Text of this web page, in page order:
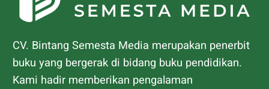
CV. Bintang Semesta Media merupakan penerbit
buku yang bergerak di bidang buku pendidikan.
Kami hadir memberikan pengalaman